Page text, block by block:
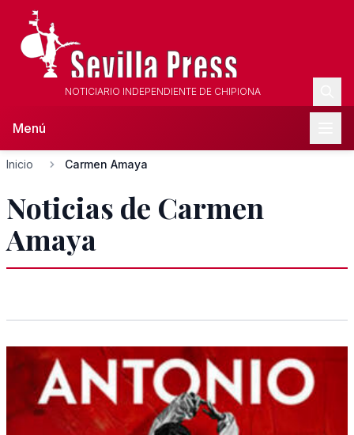
NOTICIARIO INDEPENDIENTE DE CHIPIONA
Menú
Inicio Carmen Amaya
Noticias de Carmen
Amaya